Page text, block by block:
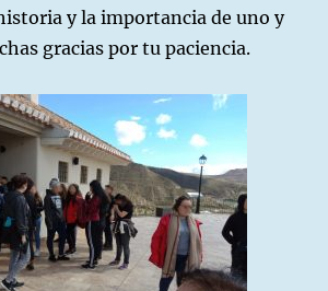
y la importancia de uno y
gracias por tu paciencia.